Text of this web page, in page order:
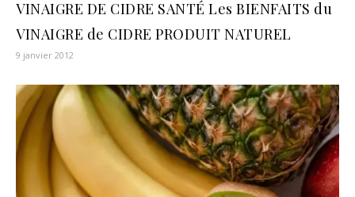
VINAIGRE DE CIDRE SANTÉ Les BIENFAITS du
VINAIGRE de CIDRE PRODUIT NATUREL
9 janvier 2012